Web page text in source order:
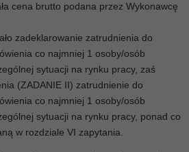
cena brutto podana przez Wykonawcę
zadeklarowanie zatrudnienia do
co najmniej 1 osoby/osób
sytuacji na rynku pracy, zaś
(ZADANIE II) zatrudnienie do
co najmniej 1 osoby/osób
sytuacji na rynku pracy, ponad co
w rozdziale VI zapytania.